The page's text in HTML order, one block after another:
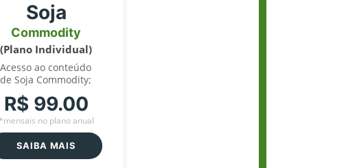
Soja
Commodity
(Plano Individual)
Acesso ao conteúdo
de Soja Commodity;
R$ 99.00
*mensais no plano anual
SAIBA MAIS